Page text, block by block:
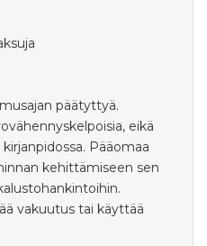
päätyttyä.
eikä
Pääomaa
kehittämiseen sen
vakuutus tai käyttää